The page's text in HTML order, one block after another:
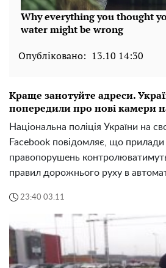
Опубліковано: 13.10 14:30
Краще занотуйте адреси.
попередили про нові камери
Національна поліція України на
Facebook повідомляє, що прилади
правопорушень
правил дорожнього руху в
23:40 03.11